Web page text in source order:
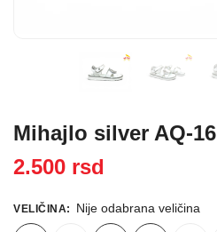
Mihajlo silver AQ-16
2.500 rsd
VELIČINA: Nije odabrana veličina